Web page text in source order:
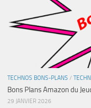
TECHNOS BONS-PLANS /
Bons Plans Amazon du
29 JANVIER 2026